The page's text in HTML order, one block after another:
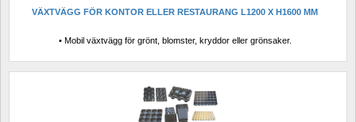
VÄXTVÄGG FÖR KONTOR ELLER RESTAURANG L1200 X H1600 MM
• Mobil växtvägg för grönt, blomster, kryddor eller grönsaker.